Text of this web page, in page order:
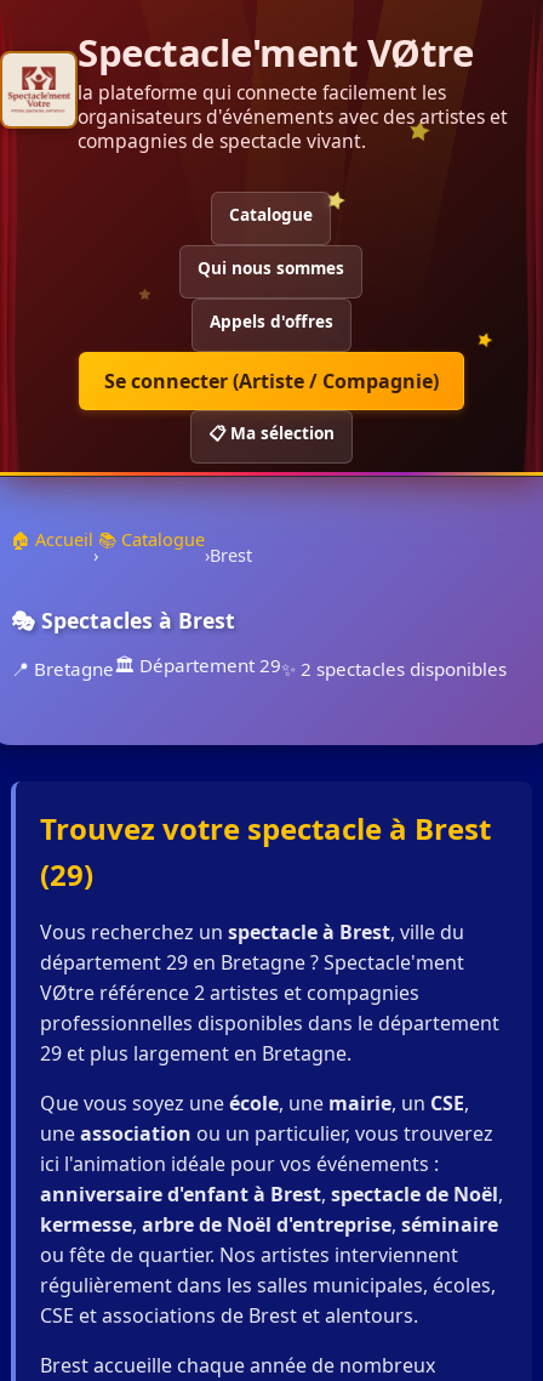
Spectacle'ment VØtre
la plateforme qui connecte facilement les
organisateurs d'événements avec des artistes et
compagnies de spectacle vivant.
Catalogue
Qui nous sommes
Appels d'offres
Se connecter (Artiste / Compagnie)
📋 Ma sélection
🏠 Accueil
›
📚 Catalogue
›Brest
🎭 Spectacles à Brest
📍 Bretagne🏛️ Département 29✨ 2 spectacles disponibles
Trouvez votre spectacle à Brest
(29)
Vous recherchez un spectacle à Brest, ville du
département 29 en Bretagne ? Spectacle'ment
VØtre référence 2 artistes et compagnies
professionnelles disponibles dans le département
29 et plus largement en Bretagne.
Que vous soyez uneécole, une mairie, un CSE,
uneassociation ou un particulier, vous trouverez
ici l'animation idéale pour vos événements :
anniversaire d'enfant à Brest, spectacle de Noël,
kermesse, arbre de Noël d'entreprise, séminaire
ou fête de quartier. Nos artistes interviennent
régulièrement dans les salles municipales, écoles,
CSE et associations de Brest et alentours.
Brest accueille chaque année de nombreux